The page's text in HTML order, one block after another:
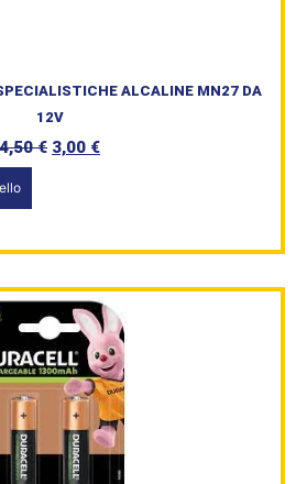
ALCALINE MN27 DA
12V
4,50€ 3,00 €